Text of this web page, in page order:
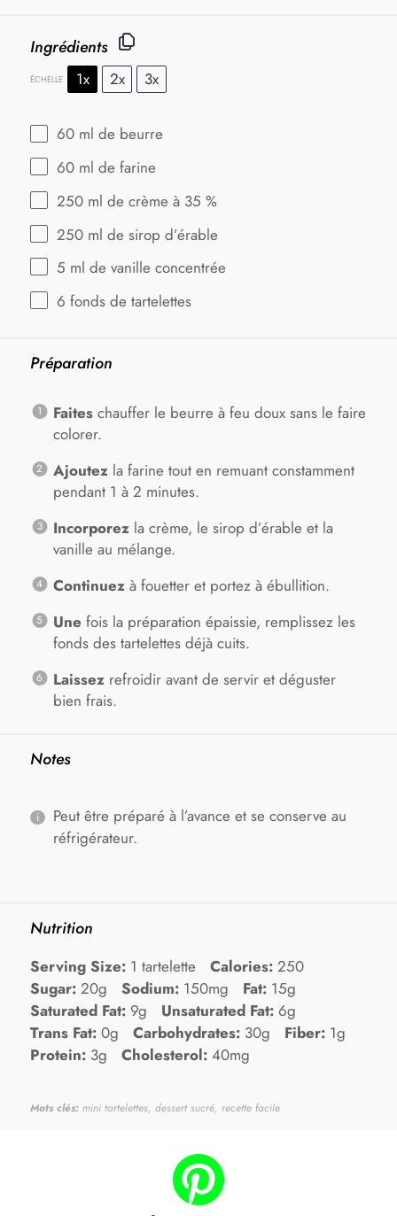
Ingrédients
ÉCHELLE 1x 2x 3x
60 ml de beurre
60 ml de farine
250 ml de crème à 35 %
250 ml de sirop d’érable
5 ml de vanille concentrée
6 fonds de tartelettes
Préparation
Faiteschauffer le beurre à feu doux sans le faire
colorer.
Ajoutezla farine tout en remuant constamment
pendant 1 à 2 minutes.
Incorporezla crème, le sirop d’érable et la
vanille au mélange.
Continuezà fouetter et portez à ébullition.
Une fois la préparation épaissie, remplissez les
fonds des tartelettes déjà cuits.
Laissezrefroidir avant de servir et déguster
bien frais.
Notes
Peut être préparé à l’avance et se conserve au
réfrigérateur.
Nutrition
Serving Size: 1 tartelette Calories: 250
Sugar: 20g Sodium: 150mg Fat: 15g
Saturated Fat: 9g Unsaturated Fat: 6g
Trans Fat: 0g Carbohydrates: 30g Fiber: 1g
Protein: 3g Cholesterol: 40mg
Mots clés: mini tartelettes, dessert sucré, recette facile